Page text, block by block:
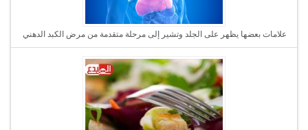
علامات بعضها يظهر على الجلد وتشير إلى مرحلة متقدمة من مرض الكبد الدهني